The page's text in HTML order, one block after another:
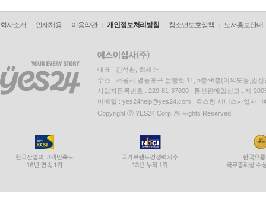
회사소개 인재채용 이용약관 개인정보처리방침 청소년보호정책 도서홍보안내
대표 : 김석환, 최세라
주소 : 서울시 영등포구 은행로 11, 5층~6층(여의도동,일신
사업자등록번호 : 229-81-37000 통신판매업신고 : 제
이메일 : yes24help@yes24.com 호스팅 서비스사업자 :
Copyright ⓒ YES24 Corp. All Rights Reserved.